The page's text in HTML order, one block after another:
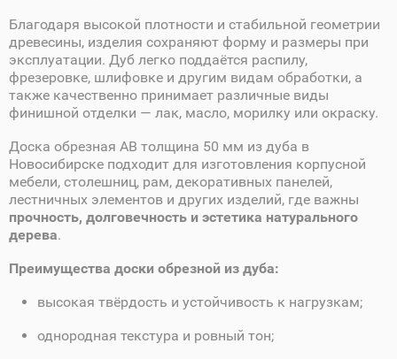
Благодаря высокой плотности и стабильной геометрии
древесины, изделия сохраняют форму и размеры при
эксплуатации. Дуб легко поддаётся распилу,
фрезеровке, шлифовке и другим видам обработки, а
также качественно принимает различные виды
финишной отделки — лак, масло, морилку или окраску.
Доска обрезная AB толщина 50 мм из дуба в
Новосибирске подходит для изготовления корпусной
мебели, столешниц, рам, декоративных панелей,
лестничных элементов и других изделий, где важны
прочность, долговечность и эстетика натурального
дерева.
Преимущества доски обрезной из дуба:
высокая твёрдость и устойчивость к нагрузкам;
однородная текстура и ровный тон;